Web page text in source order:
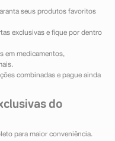
seus produtos favoritos
exclusivas e fique por dentro
em medicamentos,
combinadas e pague ainda
do
para maior conveniência.